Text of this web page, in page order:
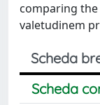
comparing
valetudinem
Scheda
Scheda